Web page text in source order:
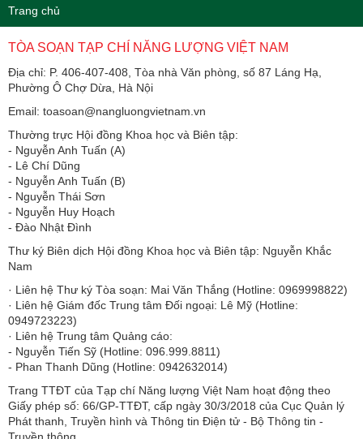
Trang chủ
TÒA SOẠN TẠP CHÍ NĂNG LƯỢNG VIỆT NAM
Địa chỉ: P. 406-407-408, Tòa nhà Văn phòng, số 87 Láng Hạ,
Phường Ô Chợ Dừa, Hà Nội
Email: toasoan@nangluongvietnam.vn
Thường trực Hội đồng Khoa học và Biên tập:
​​​​​​- Nguyễn Anh Tuấn (A)
- Lê Chí Dũng
- Nguyễn Anh Tuấn (B)
- Nguyễn Thái Sơn
- Nguyễn Huy Hoạch
- Đào Nhật Đình
Thư ký Biên dịch Hội đồng Khoa học và Biên tập: Nguyễn Khắc
Nam
· Liên hệ Thư ký Tòa soạn: Mai Văn Thắng (Hotline: 0969998822)
· Liên hệ Giám đốc Trung tâm Đối ngoại: Lê Mỹ (Hotline:
0949723223)
· Liên hệ Trung tâm Quảng cáo:
- Nguyễn Tiến Sỹ (Hotline: 096.999.8811)
- Phan Thanh Dũng (Hotline: 0942632014)
Trang TTĐT của Tạp chí Năng lượng Việt Nam hoạt động theo
Giấy phép số: 66/GP-TTĐT, cấp ngày 30/3/2018 của Cục Quản lý
Phát thanh, Truyền hình và Thông tin Điện tử - Bộ Thông tin -